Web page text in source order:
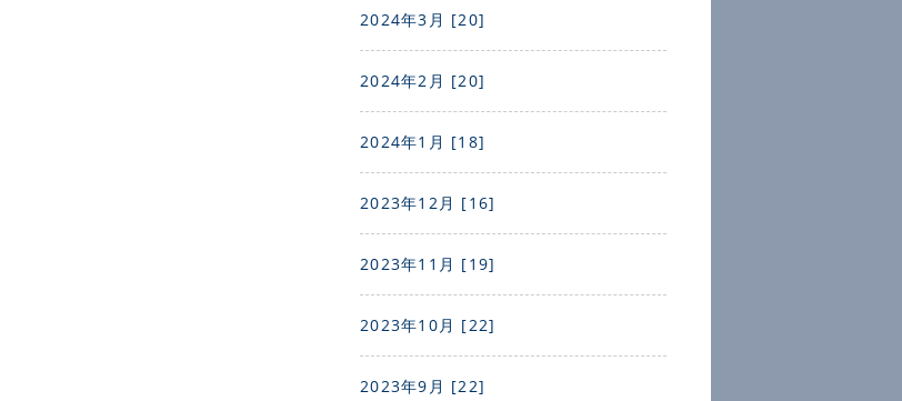
2024年3月 [20]
2024年2月 [20]
2024年1月 [18]
2023年12月 [16]
2023年11月 [19]
2023年10月 [22]
2023年9月 [22]